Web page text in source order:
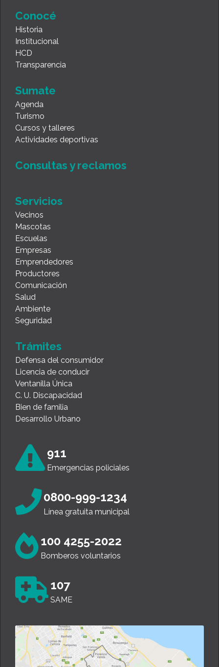
Conocé
Historia
Institucional
HCD
Transparencia
Sumate
Agenda
Turismo
Cursos y talleres
Actividades deportivas
Consultas y reclamos
Servicios
Vecinos
Mascotas
Escuelas
Empresas
Emprendedores
Productores
Comunicación
Salud
Ambiente
Seguridad
Trámites
Defensa del consumidor
Licencia de conducir
Ventanilla Única
C. U. Discapacidad
Bien de familia
Desarrollo Urbano
911
Emergencias policiales
0800-999-1234
Línea gratuita municipal
100 4255-2022
Bomberos voluntarios
107
SAME